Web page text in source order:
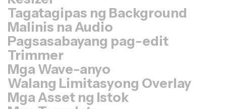
Tagatagipas ng Background
Malinis na Audio
Pagsasabayang pag-edit
Trimmer
Mga Wave-anyo
Walang Limitasyong Overlay
Mga Asset ng Istok
Mga Template